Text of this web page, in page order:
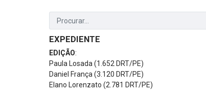
EXPEDIENTE
EDIÇÃO:
Paula Losada (1.652 DRT/PE)
Daniel França (3.120 DRT/PE)
Elano Lorenzato (2.781 DRT/PE)